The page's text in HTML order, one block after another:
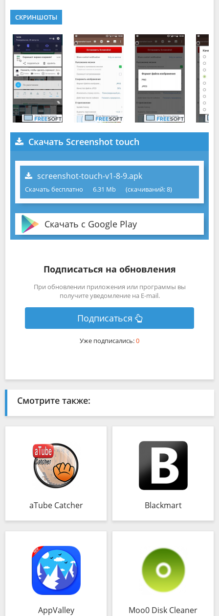
СКРИНШОТЫ
Скачать Screenshot touch
screenshot-touch-v1-8-9.apk
Скачать бесплатно 6.31 Mb (cкачиваний: 8)
Скачать с Google Play
Подписаться на обновления
При обновлении приложения или программы вы
получите уведомление на E-mail.
Подписаться
Уже подписались:0
Смотрите также:
aTube Catcher Blackmart
AppValley Moo0 Disk Cleaner